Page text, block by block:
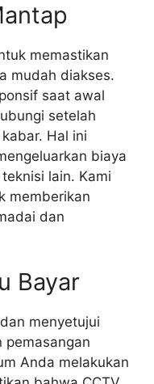
memastikan
mudah diakses.
saat awal
setelah
Hal ini
biaya
lain. Kami
memberikan
dan
Bayar
menyetujui
pemasangan
Anda melakukan